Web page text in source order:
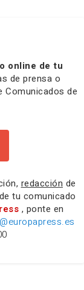
online de tu
de prensa o
Comunicados de
redacción de
de tu comunicado
, ponte en